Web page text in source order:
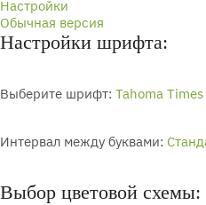
Настройки
Обычная версия
Настройки шрифта:
Выберите шрифт: Tahoma
Интервал между буквами:
Выбор цветовой схемы: